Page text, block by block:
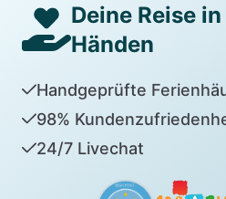
Deine Reise
Händen
Handgeprüfte
98%
24/7 Livechat